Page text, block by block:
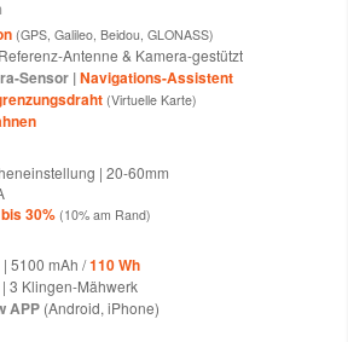
(GPS, Galileo, Beidou, GLONASS)
Antenne & Kamera-gestützt
Sensor |Navigations-Assistent
(Virtuelle Karte)
| 20-60mm
30% (10% am Rand)
5100 mAh /110 Wh
| 3 Klingen-Mähwerk
APP(Android, iPhone)